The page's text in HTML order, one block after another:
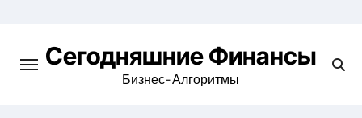
содержимомуСегодняшние Финансы
Бизнес-Алгоритмы